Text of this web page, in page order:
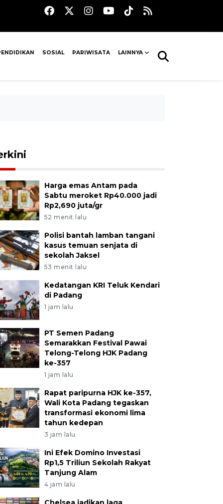
SOSIAL PARIWISATA LAINNYA
Harga emas Antam pada
Sabtu meroket Rp40.000 jadi
Rp2,690 juta/gr
52 menit lalu
Polisi bantah lamban tangani
kasus temuan senjata di
sekolah Jaksel
53 menit lalu
Kedatangan KRI Teluk Kendari
di Padang
1 jam lalu
PT Semen Padang
Semarakkan Festival Pawai
Telong-Telong HJK Padang
ke-357
1 jam lalu
Rapat paripurna HJK ke-357,
Wali Kota Padang tegaskan
transformasi ekonomi lima
tahun kedepan
3 jam lalu
Ini Efek Domino Investasi
Rp1,5 Triliun Sekolah Rakyat
Tanjung Alam
4 jam lalu